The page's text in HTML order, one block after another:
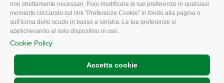
non strettamente necessari. Puoi modificare le tue preferenze in qualsiasi
momento cliccando sul link "Preferenze Cookie" in fondo alla pagina o
sull'icona dello scudo in basso a sinistra. Le tue preferenze si
applicheranno al solo dispositivo in uso.
Cookie Policy
Accetta cookie
Iscrizione Newsletter
Newsletter